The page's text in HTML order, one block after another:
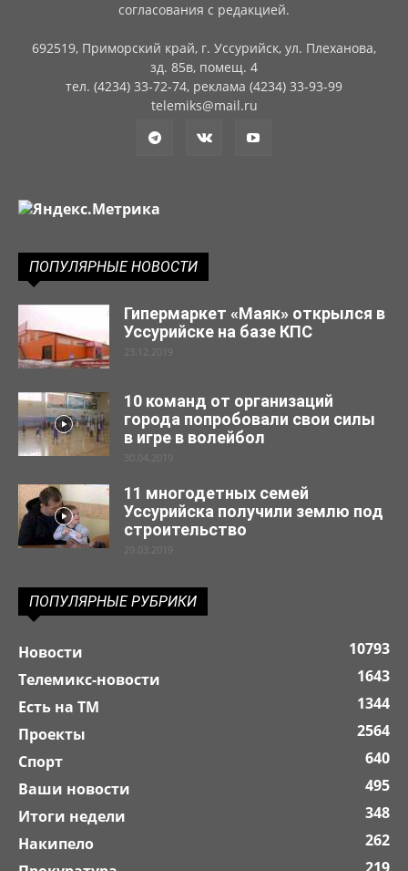
согласования с редакцией.
692519, Приморский край, г. Уссурийск, ул. Плеханова,
зд. 85в, помещ. 4
тел. (4234) 33-72-74, реклама (4234) 33-93-99
telemiks@mail.ru
ПОПУЛЯРНЫЕ НОВОСТИ
Гипермаркет «Маяк» открылся в
Уссурийске на базе КПС
23.12.2019
10 команд от организаций
города попробовали свои силы
в игре в волейбол
30.04.2019
11 многодетных семей
Уссурийска получили землю под
строительство
29.03.2019
ПОПУЛЯРНЫЕ РУБРИКИ
Новости
10793
Телемикс-новости
1643
Есть на ТМ
1344
Проекты
2564
Спорт
640
Ваши новости
495
Итоги недели
348
Накипело
262